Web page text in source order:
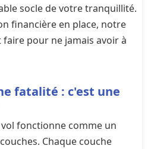
socle de votre tranquillité.
financière en place, notre
pour ne jamais avoir à
fatalité : c'est une
fonctionne comme un
Chaque couche